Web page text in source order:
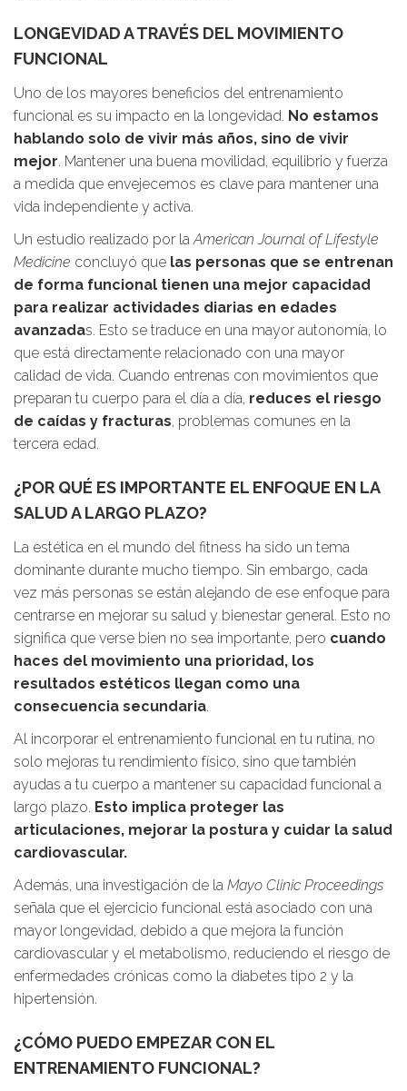
LONGEVIDAD A TRAVÉS DEL MOVIMIENTO
FUNCIONAL
Uno de los mayores beneficios del entrenamiento
funcional es su impacto en la longevidad. No estamos
hablando solo de vivir más años, sino de vivir
mejor. Mantener una buena movilidad, equilibrio y fuerza
a medida que envejecemos es clave para mantener una
vida independiente y activa.
Un estudio realizado por laAmerican Journal of Lifestyle
Medicine concluyó que las personas que se entrenan
de forma funcional tienen una mejor capacidad
para realizar actividades diarias en edades
avanzadas. Esto se traduce en una mayor autonomía, lo
que está directamente relacionado con una mayor
calidad de vida. Cuando entrenas con movimientos que
preparan tu cuerpo para el día a día, reduces el riesgo
de caídas y fracturas, problemas comunes en la
tercera edad.
¿POR QUÉ ES IMPORTANTE EL ENFOQUE EN LA
SALUD A LARGO PLAZO?
La estética en el mundo del fitness ha sido un tema
dominante durante mucho tiempo. Sin embargo, cada
vez más personas se están alejando de ese enfoque para
centrarse en mejorar su salud y bienestar general. Esto no
significa que verse bien no sea importante, pero cuando
haces del movimiento una prioridad, los
resultados estéticos llegan como una
consecuencia secundaria.
Al incorporar el entrenamiento funcional en tu rutina, no
solo mejoras tu rendimiento físico, sino que también
ayudas a tu cuerpo a mantener su capacidad funcional a
largo plazo. Esto implica proteger las
articulaciones, mejorar la postura y cuidar la salud
cardiovascular.
Además, una investigación de la Mayo Clinic Proceedings
señala que el ejercicio funcional está asociado con una
mayor longevidad, debido a que mejora la función
cardiovascular y el metabolismo, reduciendo el riesgo de
enfermedades crónicas como la diabetes tipo 2 y la
hipertensión.
¿CÓMO PUEDO EMPEZAR CON EL
ENTRENAMIENTO FUNCIONAL?